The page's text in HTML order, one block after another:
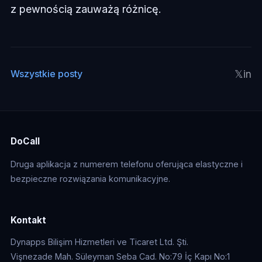
z pewnością zauważą różnicę.
Wszystkie posty 𝕏in
DoCall
Druga aplikacja z numerem telefonu oferująca elastyczne i
bezpieczne rozwiązania komunikacyjne.
Kontakt
Dynapps Bilişim Hizmetleri ve Ticaret Ltd. Şti.
Vişnezade Mah. Süleyman Seba Cad. No:79 İç Kapı No:1